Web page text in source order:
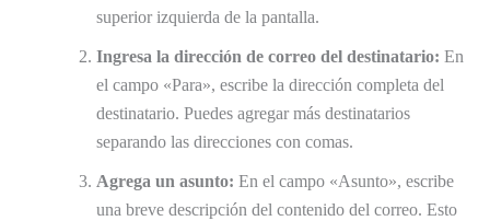
superior izquierda de la pantalla.
Ingresa la dirección de correo del destinatario: En
el campo «Para», escribe la dirección completa del
destinatario. Puedes agregar más destinatarios
separando las direcciones con comas.
Agrega un asunto: En el campo «Asunto», escribe
una breve descripción del contenido del correo. Esto